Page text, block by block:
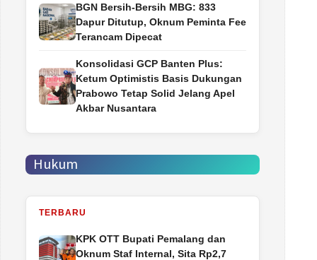
BGN Bersih-Bersih MBG: 833
Dapur Ditutup, Oknum Peminta Fee
Terancam Dipecat
Konsolidasi GCP Banten Plus:
Ketum Optimistis Basis Dukungan
Prabowo Tetap Solid Jelang Apel
Akbar Nusantara
Hukum
TERBARU
‎KPK OTT Bupati Pemalang dan
Oknum Staf Internal, Sita Rp2,7